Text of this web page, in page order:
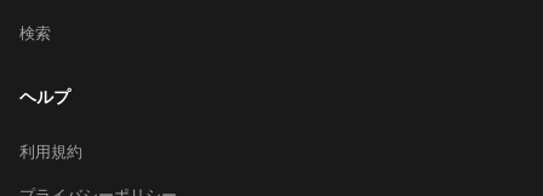
検索
ヘルプ
利用規約